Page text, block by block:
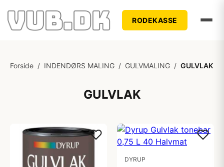
RODEKASSE
Forside / INDENDØRS MALING / GULVMALING / GULVLAK
GULVLAK
DYRUP